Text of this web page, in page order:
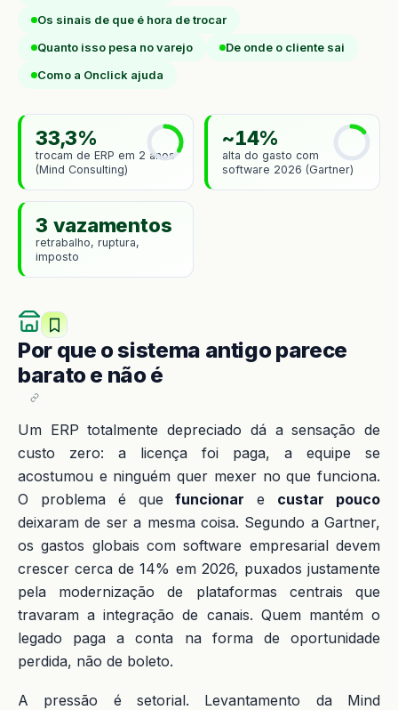
Os sinais de que é hora de trocar
Quanto isso pesa no varejo
De onde o cliente sai
Como a Onclick ajuda
33,3%
trocam de ERP em 2 anos
(Mind Consulting)
~14%
alta do gasto com
software 2026 (Gartner)
3 vazamentos
retrabalho, ruptura,
imposto
Por que o sistema antigo parece
barato e não é
Um ERP totalmente depreciado dá a sensação de
custo zero: a licença foi paga, a equipe se
acostumou e ninguém quer mexer no que funciona.
O problema é quefuncionar e custar pouco
deixaram de ser a mesma coisa. Segundo a Gartner,
os gastos globais com software empresarial devem
crescer cerca de 14% em 2026, puxados justamente
pela modernização de plataformas centrais que
travaram a integração de canais. Quem mantém o
legado paga a conta na forma de oportunidade
perdida, não de boleto.
A pressão é setorial. Levantamento da Mind